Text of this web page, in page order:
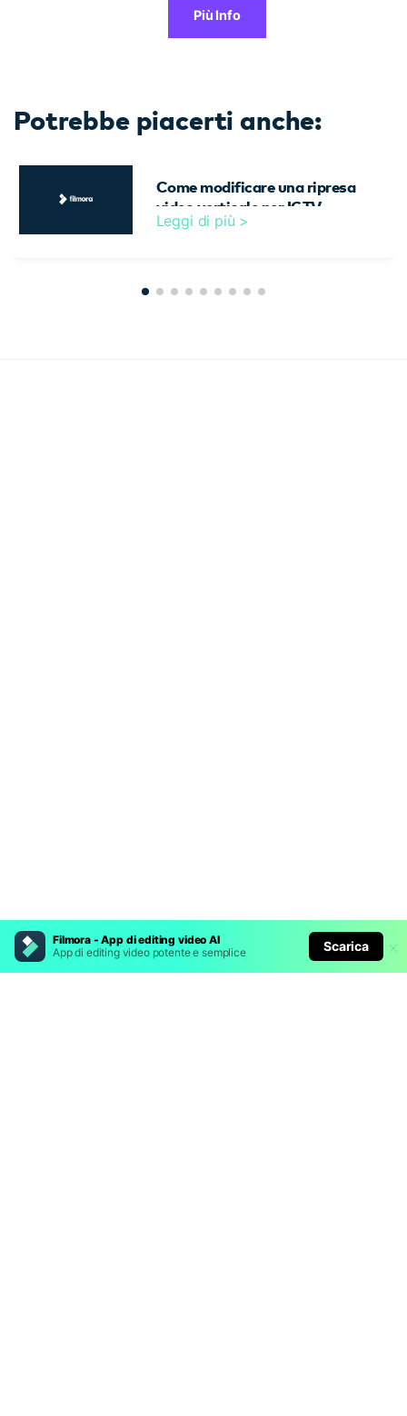
Filmora - App di editing video AI
App di editing video potente e semplice
Scarica
Più Info
Potrebbe piacerti anche:
Come modificare una ripresa
video verticale per IGTV
Leggi di più >